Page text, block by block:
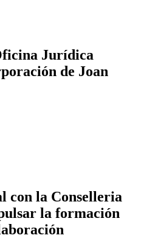
Jurídica
de Joan
con la Conselleria
la formación